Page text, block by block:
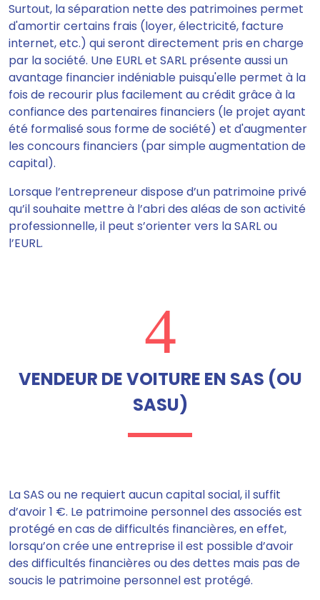
Surtout, la séparation nette des patrimoines permet
d'amortir certains frais (loyer, électricité, facture
internet, etc.) qui seront directement pris en charge
par la société. Une EURL et SARL présente aussi un
avantage financier indéniable puisqu'elle permet à la
fois de recourir plus facilement au crédit grâce à la
confiance des partenaires financiers (le projet ayant
été formalisé sous forme de société) et d'augmenter
les concours financiers (par simple augmentation de
capital).
Lorsque l’entrepreneur dispose d’un patrimoine privé
qu’il souhaite mettre à l’abri des aléas de son activité
professionnelle, il peut s’orienter vers la SARL ou
l’EURL.
4
VENDEUR DE VOITURE EN SAS (OU
SASU)
La SAS ou ne requiert aucun capital social, il suffit
d’avoir 1 €. Le patrimoine personnel des associés est
protégé en cas de difficultés financières, en effet,
lorsqu’on crée une entreprise il est possible d’avoir
des difficultés financières ou des dettes mais pas de
soucis le patrimoine personnel est protégé.